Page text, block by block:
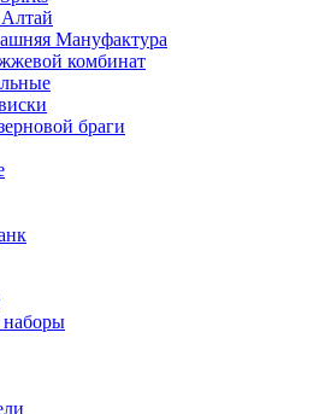
Мануфактура
комбинат
браги
наборы